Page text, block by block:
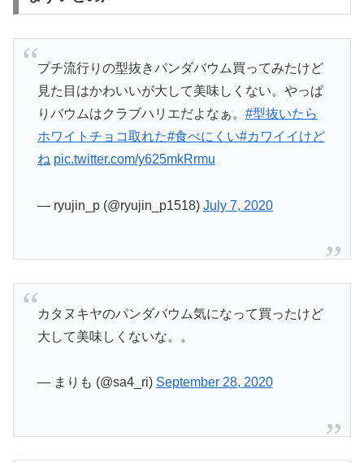
プチ流行りの型抜きパンダバウム買ってみたけど
見た目はかわいいが大して美味しくない。やっぱ
りバウムはクラブハリエだよなぁ。 #型抜いたら
ホワイトチョコ取れた#食べにくい#カワイイけど
ね pic.twitter.com/y625mkRrmu
— ryujin_p (@ryujin_p1518) July 7, 2020
カタヌキヤのパンダバウム気になって買ったけど
大して美味しくないな。。
— まりも (@sa4_ri) September 28, 2020